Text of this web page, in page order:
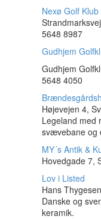
Nexø Golf Klub
5648 8987
Gudhjem
Gudhjem
5648 4050
Højevejen 4,
Legeland med
svævebane og
MY´s Antik &
Hovedgade 7,
Lov i Listed
Hans
Danske og
keramik.